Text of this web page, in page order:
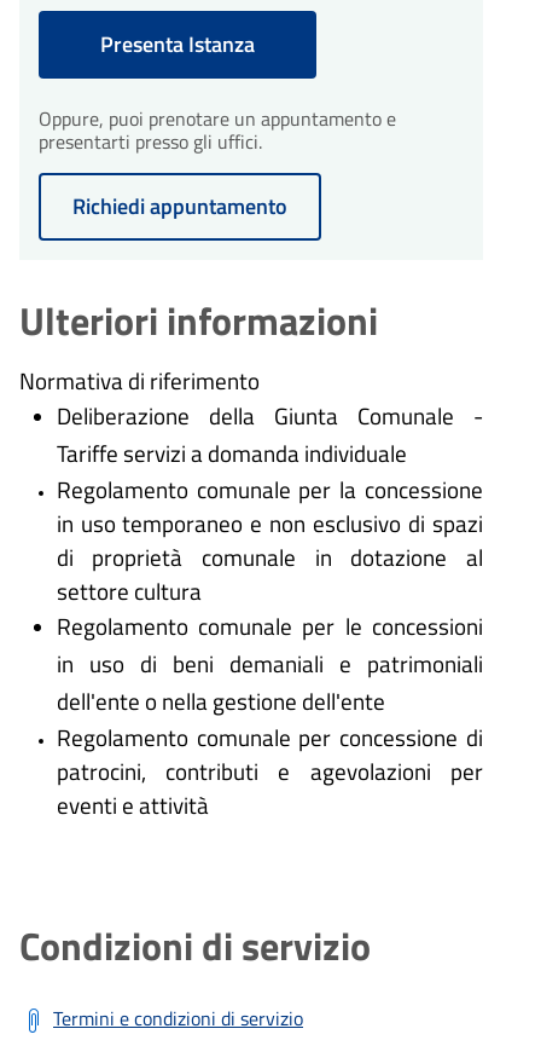
Presenta Istanza
Oppure, puoi prenotare un appuntamento e
presentarti presso gli uffici.
Richiedi appuntamento
Ulteriori informazioni
Normativa di riferimento
Deliberazione della Giunta Comunale -
Tariffe servizi a domanda individuale
Regolamento comunale per la concessione
in uso temporaneo e non esclusivo di spazi
di proprietà comunale in dotazione al
settore cultura
Regolamento comunale per le concessioni
in uso di beni demaniali e patrimoniali
dell'ente o nella gestione dell'ente
Regolamento comunale per concessione di
patrocini, contributi e agevolazioni per
eventi e attività
Condizioni di servizio
Termini e condizioni di servizio